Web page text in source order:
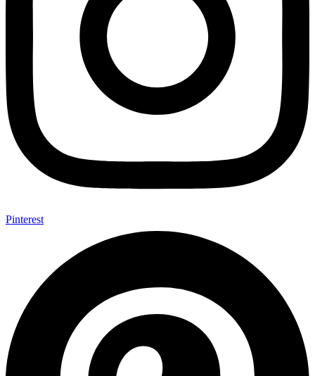
Pinterest